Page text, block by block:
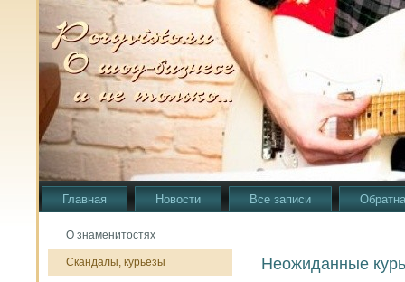
Главная Новости Все записи
О знаменитостях
Скандалы, курьезы Неожиданные